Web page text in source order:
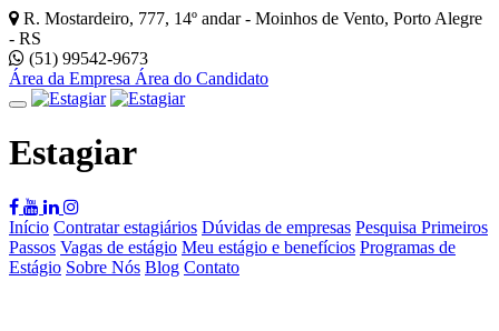
R. Mostardeiro, 777, 14º andar - Moinhos de Vento, Porto Alegre
- RS
(51) 99542-9673
Área da Empresa Área do Candidato
Estagiar
Início Contratar estagiários Dúvidas de empresas Pesquisa Primeiros
Passos Vagas de estágio Meu estágio e benefícios Programas de
Estágio Sobre Nós Blog Contato